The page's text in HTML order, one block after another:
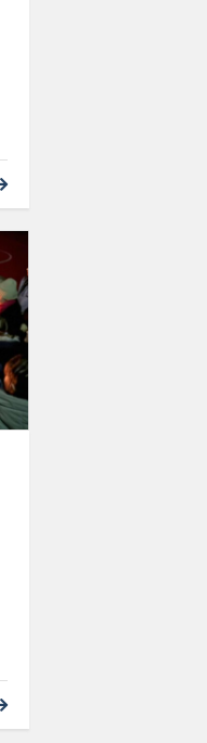
mūsų
mokyklos
klasės
valandėlę
vedė...